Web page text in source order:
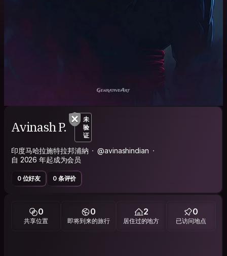
Avinash P.
未
验
证
印度马哈拉施特拉邦浦納
@avinashindian
自 2026 年起成为会员
0 位好友 0 条评价
0
共享位置
0
即将到来的旅行
2
居住过的地方
0
已访问地点